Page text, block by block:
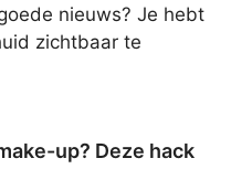
nieuws? Je hebt
zichtbaar te
up? Deze hack